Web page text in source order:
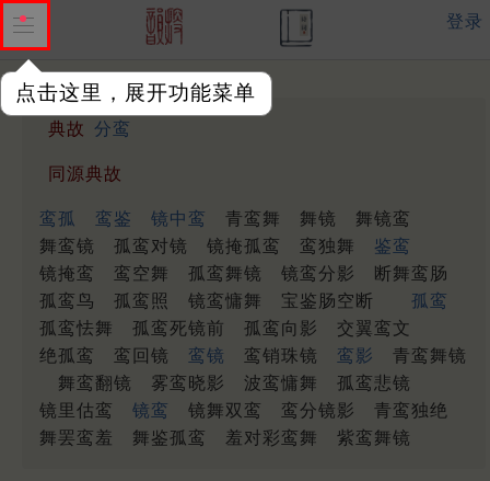
点击这里，展开功能菜单
登录
典故 分鸾
同源典故
鸾孤 鸾鉴 镜中鸾 青鸾舞 舞镜
舞镜鸾
舞鸾镜
孤鸾对镜 镜掩孤鸾 鸾独舞
鉴鸾
镜掩鸾
鸾空舞 孤鸾舞镜 镜鸾分影
断舞鸾肠
孤鸾鸟
孤鸾照 镜鸾慵舞 宝鉴肠空断
孤鸾
孤鸾怯舞
孤鸾死镜前 孤鸾向影
交翼鸾文
绝孤鸾
鸾回镜 鸾镜 鸾销珠镜 鸾影
青鸾舞镜
舞鸾翻镜
雾鸾晓影 波鸾慵舞
孤鸾悲镜
镜里估鸾
镜鸾 镜舞双鸾 鸾分镜影
青鸾独绝
舞罢鸾羞
舞鉴孤鸾 羞对彩鸾舞 紫鸾舞镜